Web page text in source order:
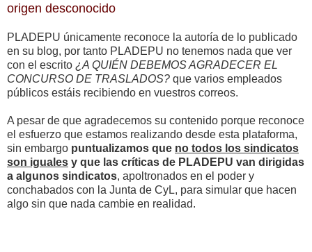
origen desconocido
PLADEPU únicamente reconoce la autoría de lo publicado
en su blog, por tanto PLADEPU no tenemos nada que ver
con el escrito ¿A QUIÉN DEBEMOS AGRADECER EL
CONCURSO DE TRASLADOS? que varios empleados
públicos estáis recibiendo en vuestros correos.
A pesar de que agradecemos su contenido porque reconoce
el esfuerzo que estamos realizando desde esta plataforma,
sin embargo puntualizamos que no todos los sindicatos
son iguales y que las críticas de PLADEPU van dirigidas
a algunos sindicatos, apoltronados en el poder y
conchabados con la Junta de CyL, para simular que hacen
algo sin que nada cambie en realidad.